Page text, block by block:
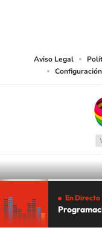
Aviso Legal
En Directo